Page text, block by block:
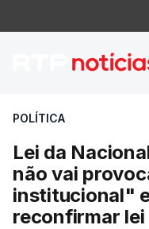
Lei da
POLÍTICA
Lei da
não vai
institucional"
reconfirmar lei